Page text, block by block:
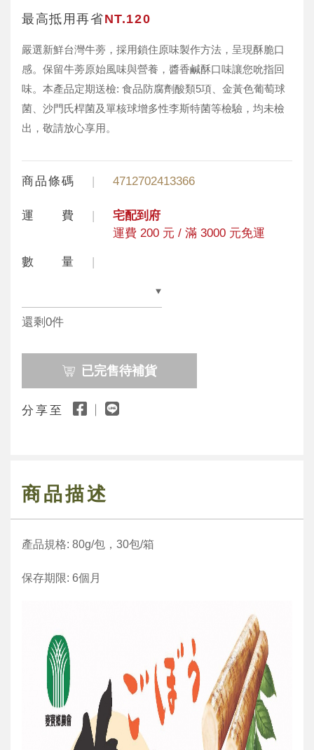
最高抵用再省NT.120
嚴選新鮮台灣牛蒡，採用鎖住原味製作方法，呈現酥脆口
感。保留牛蒡原始風味與營養，醬香鹹酥口味讓您吮指回
味。本產品定期送檢: 食品防腐劑酸類5項、金黃色葡萄球
菌、沙門氏桿菌及單核球增多性李斯特菌等檢驗，均未檢
出，敬請放心享用。
商品條碼 4712702413366
運 費
宅配到府
運費 200 元 / 滿 3000 元免運
數 量
還剩0件
已完售待補貨
分享至
商品描述
產品規格: 80g/包，30包/箱
保存期限: 6個月